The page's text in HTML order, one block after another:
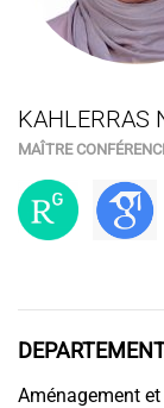
KAHLERRAS
MAÎTRE
Aménagement